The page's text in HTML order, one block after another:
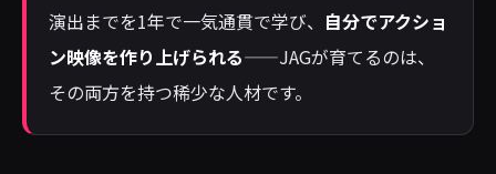
演出までを1年で一気通貫で学び、 自分でアクショ
ン映像を作り上げられる——JAGが育てるのは、
その両方を持つ稀少な人材です。